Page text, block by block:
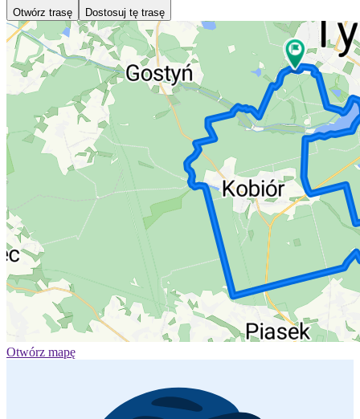
Otwórz trasę Dostosuj tę trasę
Otwórz mapę